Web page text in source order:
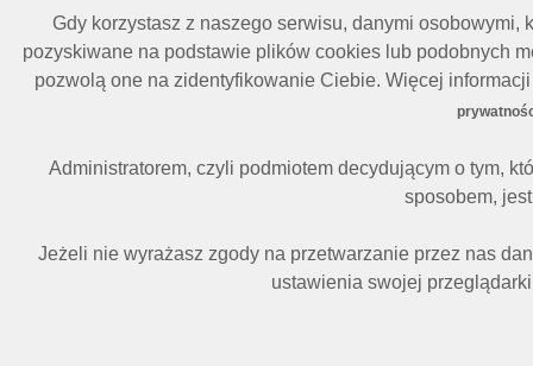
Gdy korzystasz z naszego serwisu, danymi
pozyskiwane na podstawie plików cookies lub podobnych
pozwolą one na zidentyfikowanie Ciebie. Więcej
Administratorem, czyli podmiotem decydującym o tym,
sposobem,
Jeżeli nie wyrażasz zgody na przetwarzanie przez nas
ustawienia swojej